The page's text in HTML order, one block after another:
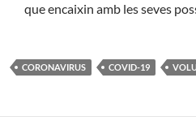
que encaixin amb les seves
CORONAVIRUS COVID-19